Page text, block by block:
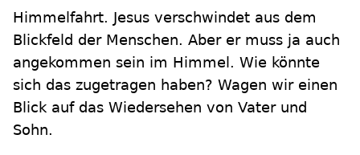
Himmelfahrt. Jesus verschwindet aus dem
Blickfeld der Menschen. Aber er muss ja auch
angekommen sein im Himmel. Wie könnte
sich das zugetragen haben? Wagen wir einen
Blick auf das Wiedersehen von Vater und
Sohn.